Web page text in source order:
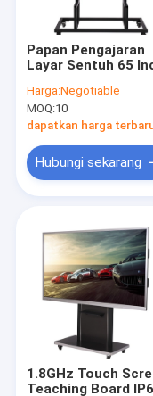
Papan Pengajaran
Layar Sentuh 65
Tinggi
Harga:Negotiable
MOQ:10
dapatkan harga
Hubungi sekarang
1.8GHz Touch
Teaching Board